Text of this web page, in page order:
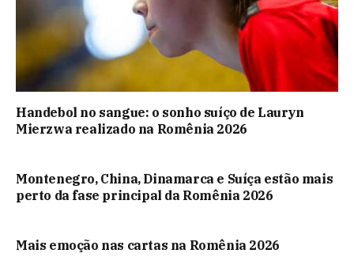
Handebol no sangue: o sonho suíço de Lauryn
Mierzwa realizado na Romênia 2026
Montenegro, China, Dinamarca e Suíça estão mais
perto da fase principal da Romênia 2026
Mais emoção nas cartas na Romênia 2026